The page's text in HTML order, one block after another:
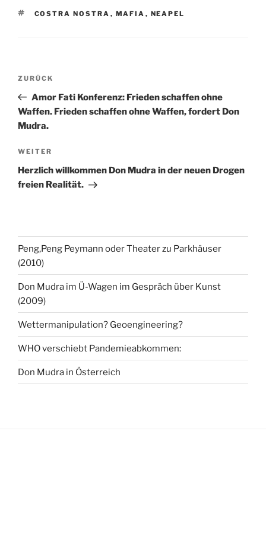
SCHLAGWÖRTER
COSTRA NOSTRA , MAFIA , NEAPEL
Beitragsnavigation
Vorheriger
Beitrag
ZURÜCK
Amor Fati Konferenz: Frieden schaffen ohne
Waffen. Frieden schaffen ohne Waffen, fordert Don
Mudra.
Nächster
Beitrag
WEITER
Herzlich willkommen Don Mudra in der neuen Drogen
freien Realität.
Peng,Peng Peymann oder Theater zu Parkhäuser
(2010)
Don Mudra im Ü-Wagen im Gespräch über Kunst
(2009)
Wettermanipulation? Geoengineering?
WHO verschiebt Pandemieabkommen:
Don Mudra in Österreich